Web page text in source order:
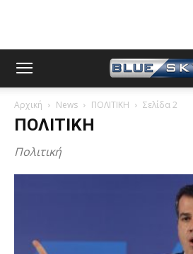
Αρχική News ΠΟΛΙΤΙΚΗ Σελίδα 2
ΠΟΛΙΤΙΚΗ
Πολιτική